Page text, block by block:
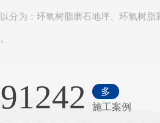
分为：环氧树脂磨石地坪、环氧树
91242
多
施工案例